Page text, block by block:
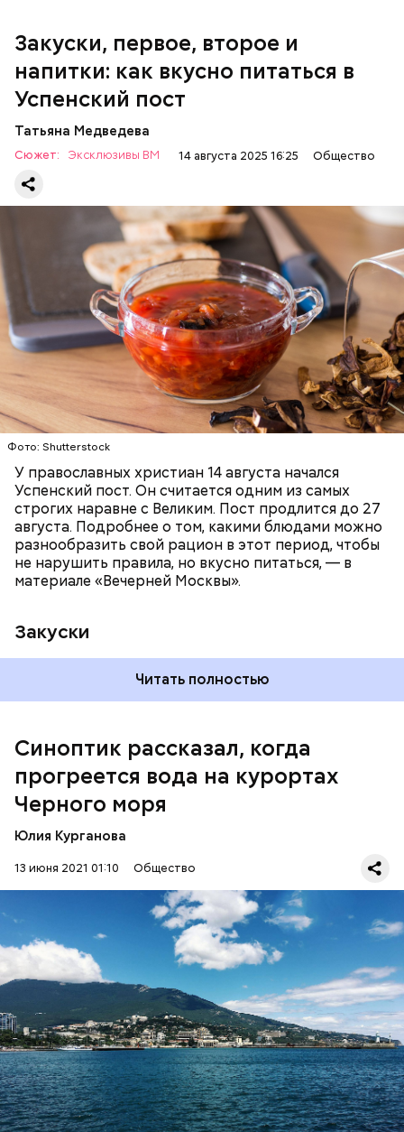
Закуски, первое, второе и
напитки: как вкусно питаться в
Успенский пост
Татьяна Медведева
Сюжет: Эксклюзивы ВМ 14 августа 2025 16:25 Общество
Фото: Shutterstock
У православных христиан 14 августа начался
Успенский пост. Он считается одним из самых
строгих наравне с Великим. Пост продлится до 27
августа. Подробнее о том, какими блюдами можно
разнообразить свой рацион в этот период, чтобы
не нарушить правила, но вкусно питаться, — в
материале «Вечерней Москвы».
Закуски
Баклажаны с овощами
зелень петрушки и укропа.
Читать полностью
ПРАВОСЛАВИЕ ЕДА РЕЦЕПТЫ
Синоптик рассказал, когда
прогреется вода на курортах
Черного моря
Юлия Курганова
13 июня 2021 01:10 Общество
Синоптик отметил, что в Сочи, Феодосии, Алуште,
Ялте вода пока прогрелась лишь до 17 градусов
тепла, в Туапсе — до 18 градусов, а в Евпатории —
до 19 градусов.
По словам Вильфанда, с середины следующей
прогреваться, потому что на юг России придет
потепление. Температура воздуха будет там выше
нормы уже к середине следующей недели — плюс
24-28 градусов, передает
Читайте также:Синоптик предупредил о переносе
купального сезона в Москве и Подмосковье
ЧЕРНОЕ МОРЕ
ПОГОДА
КУПАЛЬНЫЙ СЕЗОН